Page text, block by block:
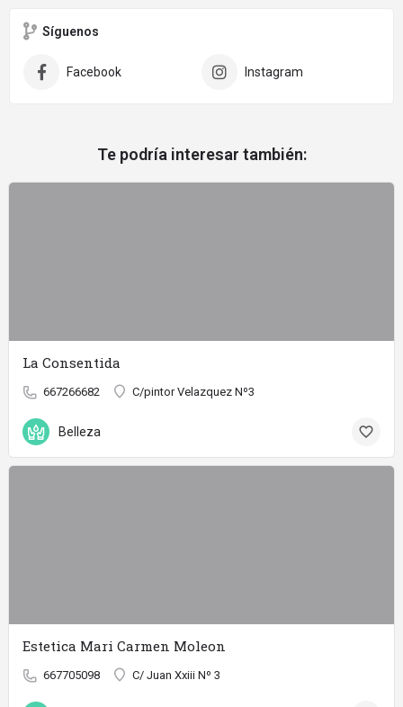
Síguenos
Facebook Instagram
Te podría interesar también:
La Consentida
667266682 C/pintor Velazquez Nº3
Belleza
Estetica Mari Carmen Moleon
667705098 C/ Juan Xxiii Nº 3